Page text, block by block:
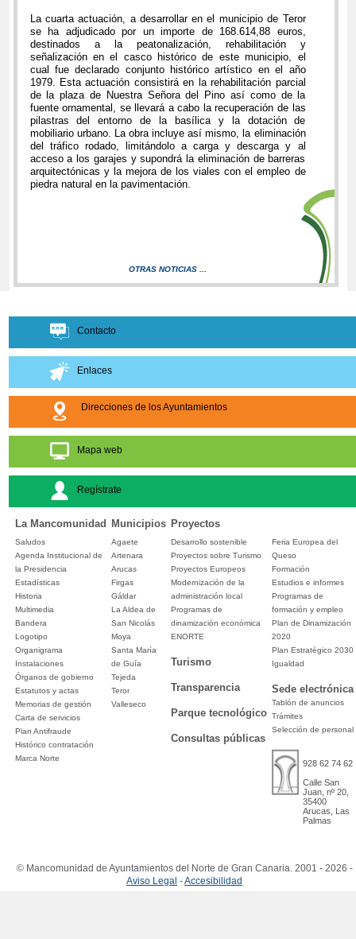
La cuarta actuación, a desarrollar en el municipio de Teror
se ha adjudicado por un importe de 168.614,88 euros,
destinados a la peatonalización, rehabilitación y
señalización en el casco histórico de este municipio, el
cual fue declarado conjunto histórico artístico en el año
1979. Esta actuación consistirá en la rehabilitación parcial
de la plaza de Nuestra Señora del Pino así como de la
fuente ornamental, se llevará a cabo la recuperación de las
pilastras del entorno de la basílica y la dotación de
mobiliario urbano. La obra incluye así mismo, la eliminación
del tráfico rodado, limitándolo a carga y descarga y al
acceso a los garajes y supondrá la eliminación de barreras
arquitectónicas y la mejora de los viales con el empleo de
piedra natural en la pavimentación.
OTRAS NOTICIAS ...
Contacto
Enlaces
Direcciones de los Ayuntamientos
Mapa web
Regístrate
La Mancomunidad Municipios Proyectos
Saludos
Agenda Institucional de
la Presidencia
Estadísticas
Historia
Multimedia
Bandera
Logotipo
Organigrama
Instalaciones
Órganos de gobierno
Estatutos y actas
Memorias de gestión
Carta de servicios
Plan Antifraude
Histórico contratación
Marca Norte
Agaete
Artenara
Arucas
Firgas
Gáldar
La Aldea de
San Nicolás
Moya
Santa María
de Guía
Tejeda
Teror
Valleseco
Desarrollo sostenible
Proyectos sobre Turismo
Proyectos Europeos
Modernización de la
administración local
Programas de
dinamización económica
ENORTE
Turismo
Transparencia
Parque tecnológico
Consultas públicas
Feria Europea del
Queso
Formación
Estudios e informes
Programas de
formación y empleo
Plan de Dinamización
2020
Plan Estratégico 2030
Igualdad
Sede electrónica
Tablón de anuncios
Trámites
Selección de personal
928 62 74 62
Calle San
Juan, nº 20,
35400
Arucas, Las
Palmas
© Mancomunidad de Ayuntamientos del Norte de Gran Canaria. 2001 - 2026 -
Aviso Legal -Accesibilidad